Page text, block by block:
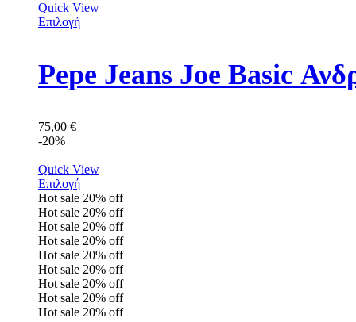
Quick View
Επιλογή
Pepe Jeans Joe Basic
75,00 €
-20%
Quick View
Επιλογή
Hot sale 20% off
Hot sale 20% off
Hot sale 20% off
Hot sale 20% off
Hot sale 20% off
Hot sale 20% off
Hot sale 20% off
Hot sale 20% off
Hot sale 20% off